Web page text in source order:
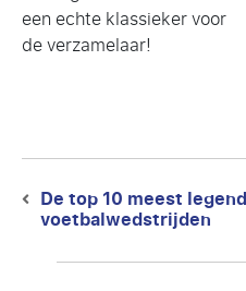
een echte klassieker voor
de verzamelaar!
Berichtnavigatie
Previous
post:
De top 10 meest
voetbalwedstrijden